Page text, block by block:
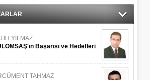
YILMAZ
Başarısı ve Hedefleri
TAHMAZ